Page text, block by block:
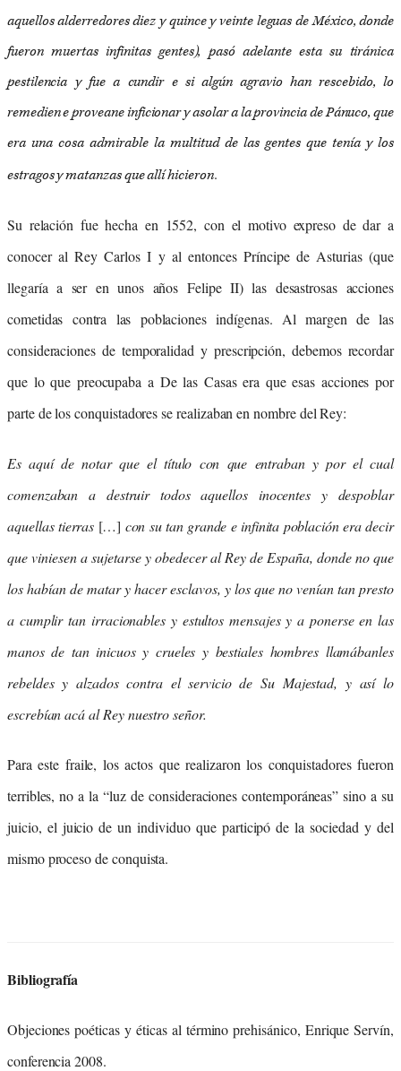
aquellos alderredores diez y quince y veinte leguas de México, donde
fueron muertas infinitas gentes), pasó adelante esta su tiránica
pestilencia y fue a cundir e si algún agravio han rescebido, lo
remedien e proveane inficionar y asolar a la provincia de Pánuco, que
era una cosa admirable la multitud de las gentes que tenía y los
estragos y matanzas que allí hicieron.
Su relación fue hecha en 1552, con el motivo expreso de dar a
conocer al Rey Carlos I y al entonces Príncipe de Asturias (que
llegaría a ser en unos años Felipe II) las desastrosas acciones
cometidas contra las poblaciones indígenas. Al margen de las
consideraciones de temporalidad y prescripción, debemos recordar
que lo que preocupaba a De las Casas era que esas acciones por
parte de los conquistadores se realizaban en nombre del Rey:
Es aquí de notar que el título con que entraban y por el cual
comenzaban a destruir todos aquellos inocentes y despoblar
aquellas tierras […] con su tan grande e infinita población era decir
que viniesen a sujetarse y obedecer al Rey de España, donde no que
los habían de matar y hacer esclavos, y los que no venían tan presto
a cumplir tan irracionables y estultos mensajes y a ponerse en las
manos de tan inicuos y crueles y bestiales hombres llamábanles
rebeldes y alzados contra el servicio de Su Majestad, y así lo
escrebían acá al Rey nuestro señor.
Para este fraile, los actos que realizaron los conquistadores fueron
terribles, no a la “luz de consideraciones contemporáneas” sino a su
juicio, el juicio de un individuo que participó de la sociedad y del
mismo proceso de conquista.
Bibliografía
Objeciones poéticas y éticas al término prehisánico, Enrique Servín,
conferencia 2008.